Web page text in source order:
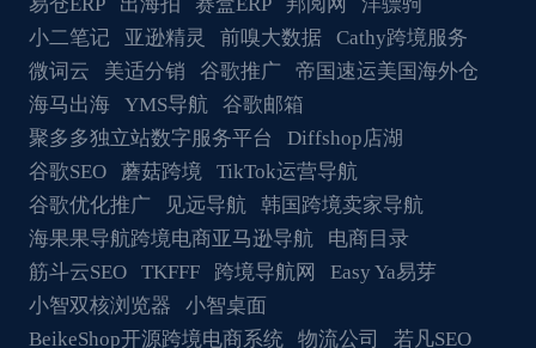
小二笔记
亚逊精灵 前嗅大数据
Cathy跨境服务
微词云
美适分销 谷歌推广
帝国速运美国海外仓
海马出海
YMS导航
谷歌邮箱
聚多多独立站数字服务平台
Diffshop店湖
谷歌SEO
蘑菇跨境
TikTok运营导航
谷歌优化推广
见远导航
韩国跨境卖家导航
海果果导航跨境电商亚马逊导航
电商目录
筋斗云SEO
TKFFF 跨境导航网
Easy Ya易芽
小智双核浏览器
小智桌面
BeikeShop开源跨境电商系统
物流公司 若凡SEO